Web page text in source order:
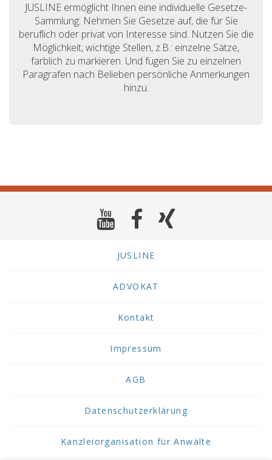
JUSLINE ermöglicht Ihnen eine individuelle Gesetze-
Sammlung: Nehmen Sie Gesetze auf, die für Sie
beruflich oder privat von Interesse sind. Nutzen Sie die
Möglichkeit, wichtige Stellen, z.B.: einzelne Sätze,
farblich zu markieren. Und fügen Sie zu einzelnen
Paragrafen nach Belieben persönliche Anmerkungen
hinzu.
JUSLINE
ADVOKAT
Kontakt
Impressum
AGB
Datenschutzerklärung
Kanzleiorganisation für Anwälte